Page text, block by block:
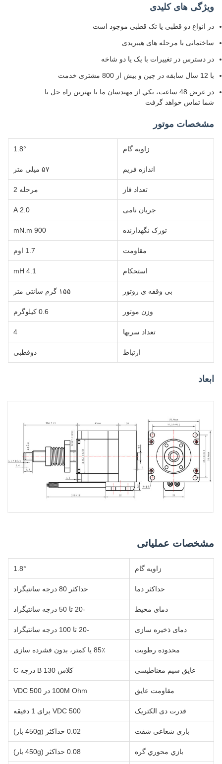
ویژگی های کلیدی
در انواع دو قطبی یا تک قطبی موجود است
ساختمانی با مرحله های هیبریدی
در دسترس در تغییرات با یک یا دو شاخه
با 12 سال سابقه در چین و بیش از 800 مشتری خدمت
در عرض 48 ساعت، يکي از مهندسان ما با بهترين راه حل با
شما تماس خواهد گرفت
مشخصات موتور
زاویه گام 1.8°
اندازه فریم ۵۷ میلی متر
تعداد فاز مرحله 2
جریان نامی 2.0 A
تورک نگهدارنده 900 mN.m
مقاومت 1.7 اوم
استحکام 4.1 mH
بی وقفه ی روتور ۱۵۵ گرم سانتی متر
وزن موتور 0.6 کیلوگرم
تعداد سربها 4
ارتباط دوقطبی
ابعاد
مشخصات عملیاتی
زاویه گام 1.8°
حداکثر دما حداکثر 80 درجه سانتیگراد
دمای محیط
دمای ذخیره سازی
محدوده رطوبت 85٪ یا کمتر، بدون فشرده سازی
عایق سیم مغناطیسی کلاس B 130 درجه C
مقاومت عایق 100M Ohm در 500 VDC
قدرت دی الکتریک 500 VDC برای 1 دقیقه
بازي شعاعي شفت 0.02 حداکثر (450g بار)
بازي محوري گره 0.08 حداکثر (450g بار)